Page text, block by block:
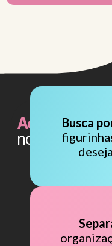
Acesse
nosso
Busca